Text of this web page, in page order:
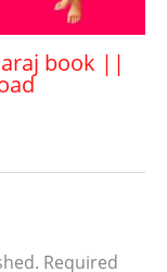
book ||
Required